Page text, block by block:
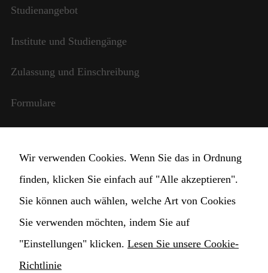
Studienangebot
Institute und Studiengänge
Zulassung und Einschreibung
Formulare
StudentInnen und Lehrpersonal
Transparente Verwaltung
Cookie Einstellungen ändern
Wir verwenden Cookies. Wenn Sie das in Ordnung
finden, klicken Sie einfach auf "Alle akzeptieren".
Sie können auch wählen, welche Art von Cookies
Sie verwenden möchten, indem Sie auf
"Einstellungen" klicken. Lesen Sie unsere Cookie-
Richtlinie